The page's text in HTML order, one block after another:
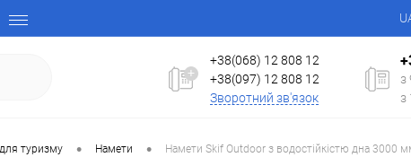
+38(068) 12 808 12
+38(097) 12 808 12
Зворотний зв'язок
з
з
туризму • Намети • Намети Skif Outdoor з водостійкістю дна 3000